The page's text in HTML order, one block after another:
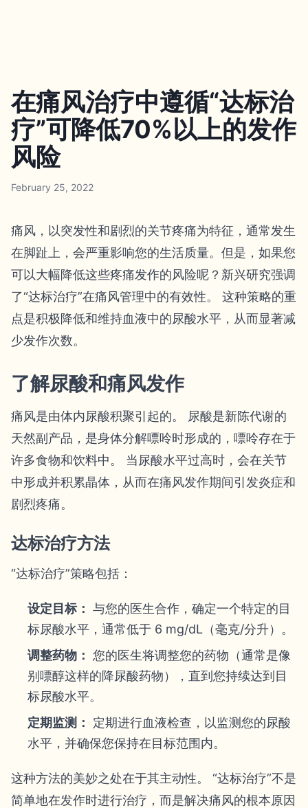
在痛风治疗中遵循“达标治
疗”可降低70%以上的发作
风险
February 25, 2022
痛风，以突发性和剧烈的关节疼痛为特征，通常发生
在脚趾上，会严重影响您的生活质量。但是，如果您
可以大幅降低这些疼痛发作的风险呢？新兴研究强调
了“达标治疗”在痛风管理中的有效性。 这种策略的重
点是积极降低和维持血液中的尿酸水平，从而显著减
少发作次数。
了解尿酸和痛风发作
痛风是由体内尿酸积聚引起的。 尿酸是新陈代谢的
天然副产品，是身体分解嘌呤时形成的，嘌呤存在于
许多食物和饮料中。 当尿酸水平过高时，会在关节
中形成并积累晶体，从而在痛风发作期间引发炎症和
剧烈疼痛。
达标治疗方法
“达标治疗”策略包括：
设定目标： 与您的医生合作，确定一个特定的目
标尿酸水平，通常低于 6 mg/dL（毫克/分升）。
调整药物： 您的医生将调整您的药物（通常是像
别嘌醇这样的降尿酸药物），直到您持续达到目
标尿酸水平。
定期监测：
定期进行血液检查，以监测您的尿酸
水平，并确保您保持在目标范围内。
这种方法的美妙之处在于其主动性。 “达标治疗”不是
简单地在发作时进行治疗，而是解决痛风的根本原因